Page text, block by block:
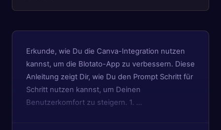
Erkunde, wie Du die Canva-Integration nutzen
kannst, um die Blotato-App zu verbessern. Diese
Anleitung zeigt Dir, wie Du den Prompt Schritt für
Schritt nutzen kannst, um Deinen
Benutzerkomfort zu steigern. 1. …